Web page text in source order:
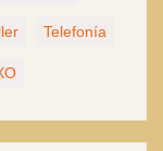
Telefonía